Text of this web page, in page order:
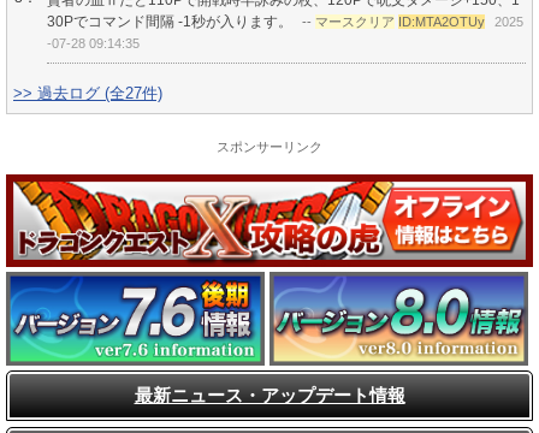
30Pでコマンド間隔 -1秒が入ります。
-- マースクリア ID:MTA2OTUy
2025
-07-28 09:14:35
>> 過去ログ (全27件)
スポンサーリンク
最新ニュース・アップデート情報